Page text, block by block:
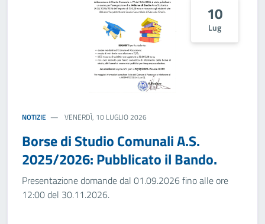
10
Lug
NOTIZIE VENERDÌ, 10 LUGLIO 2026
Borse di Studio Comunali A.S.
2025/2026: Pubblicato il Bando.
Presentazione domande dal 01.09.2026 fino alle ore
12:00 del 30.11.2026.